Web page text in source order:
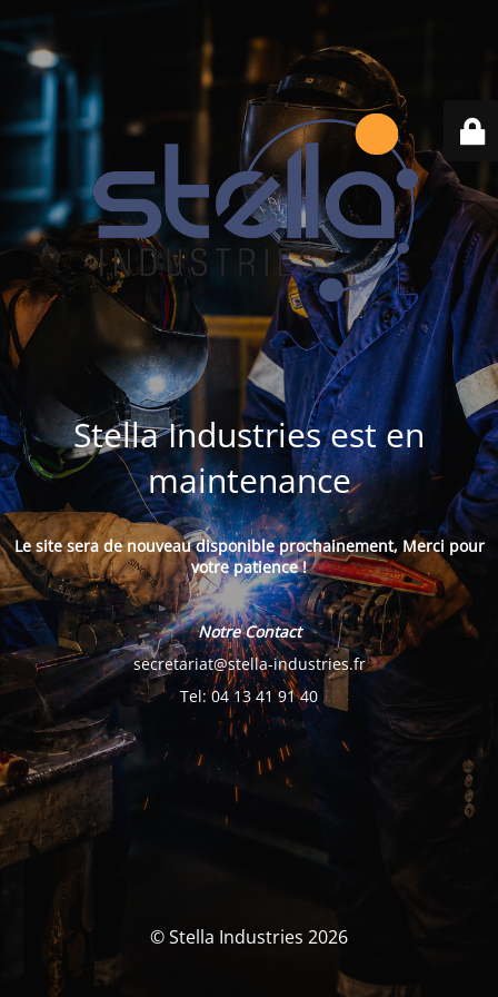
Stella Industries est en
maintenance
Le site sera de nouveau disponible prochainement, Merci pour
votre patience !
Notre Contact
secretariat@stella-industries.fr
Tel: 04 13 41 91 40
© Stella Industries 2026